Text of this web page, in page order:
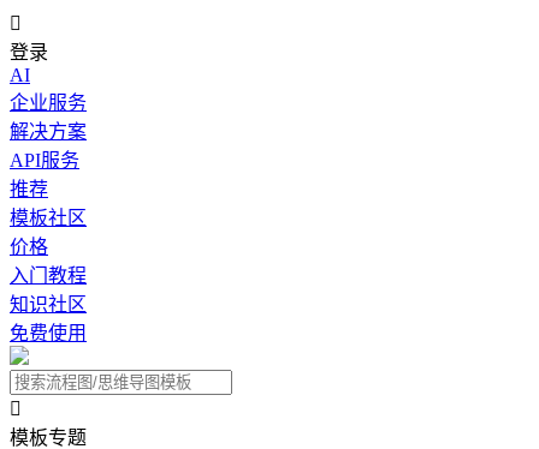

登录
AI
企业服务
解决方案
API服务
推荐
模板社区
价格
入门教程
知识社区
免费使用

模板专题